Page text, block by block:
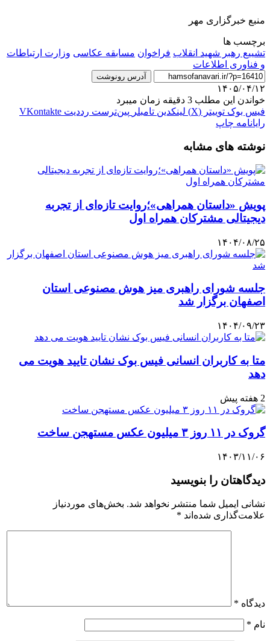
منبع خبرگزاری مهر
برچسب ها
تشییع رهبر شهید انقلاب فراخوان مسابقه عکاسی وزارت ارتباطات
و فناوری اطلاعات
آدرس رونوشت
۱۴۰۵/۰۴/۱۲
خواندن این مطلب 3 دقیقه زمان میبرد
فیس بوک توییتر (X) لینکدین ‫تامبلر ‫پین‌ترست ‫رددیت ‫VKontakte
رایانامه چاپ
نوشته های مشابه
پویش «داستان همراهی»؛روایت تازه‌ای از تجربه
دیجیتالی مشترکان همراه اول
۱۴۰۴/۰۸/۲۵
جلسه شورای راهبری میز هوش مصنوعی استان
اصفهان برگزار شد
۱۴۰۴/۰۹/۲۳
متا به کاربران انسانی فیس بوک نشان تایید هویت می
دهد
2 هفته پیش
گروک در ۱۱ روز ۳ میلیون عکس مستهجن ساخت
۱۴۰۳/۱۱/۰۶
دیدگاهتان را بنویسید
نشانی ایمیل شما منتشر نخواهد شد. بخش‌های موردنیاز
علامت‌گذاری شده‌اند *
دیدگاه *
نام *